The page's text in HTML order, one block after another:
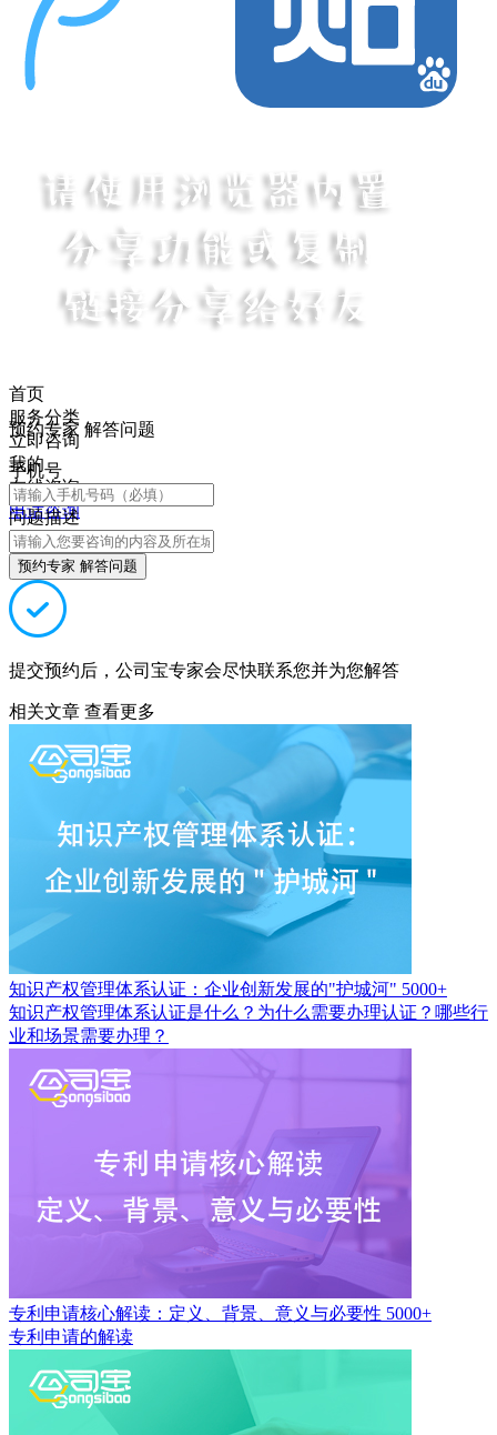
首页
服务分类
立即咨询
我的
在线咨询
电话咨询
预约专家 解答问题
手机号
问题描述
预约专家 解答问题
提交预约后，公司宝专家会尽快联系您并为您解答
相关文章 查看更多
知识产权管理体系认证：企业创新发展的"护城河" 5000+
知识产权管理体系认证是什么？为什么需要办理认证？哪些行
业和场景需要办理？
专利申请核心解读：定义、背景、意义与必要性 5000+
专利申请的解读